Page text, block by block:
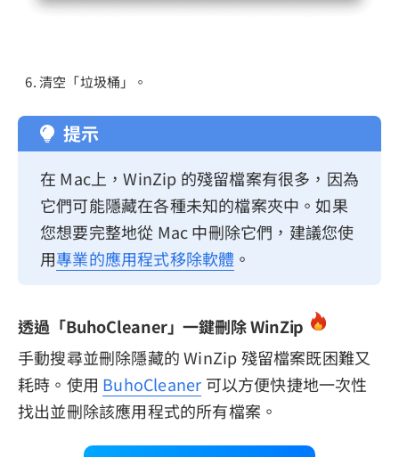
清空「垃圾桶」。
提示
在 Mac上，WinZip 的殘留檔案有很多，因為
它們可能隱藏在各種未知的檔案夾中。如果
您想要完整地從 Mac 中刪除它們，建議您使
用專業的應用程式移除軟體 。
透過「BuhoCleaner」一鍵刪除 WinZip
手動搜尋並刪除隱藏的 WinZip 殘留檔案既困難又
耗時。使用 BuhoCleaner 可以方便快捷地一次性
找出並刪除該應用程式的所有檔案。